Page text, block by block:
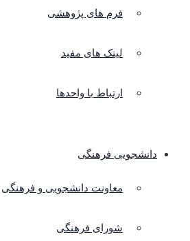
فرم های پژوهشی
لینک های مفید
ارتباط با واحدها
دانشجویی فرهنگی
معاونت دانشجویی و فرهنگی
شورای فرهنگی